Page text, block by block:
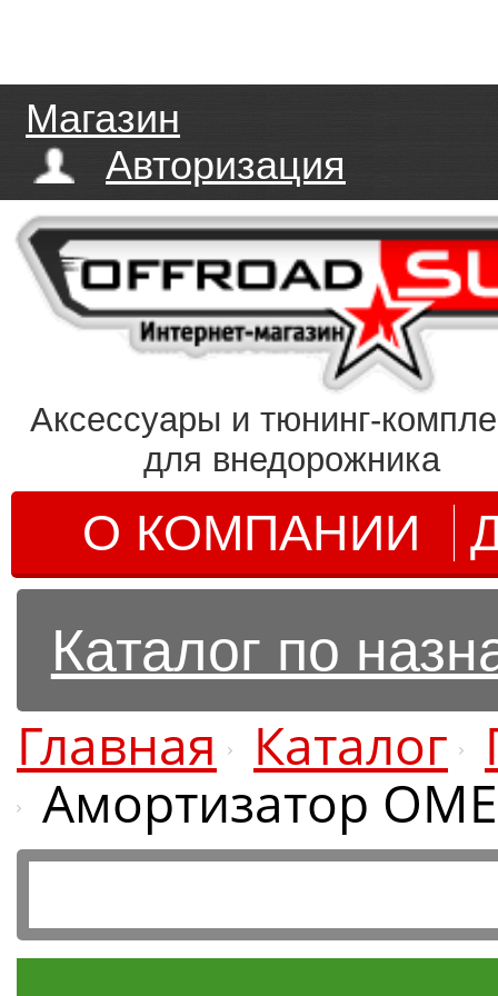
Магазин
Авторизация
Аксессуары и тюнинг-
для внедорожника
О КОМПАНИИ
Каталог по
Главная Каталог
Амортизатор